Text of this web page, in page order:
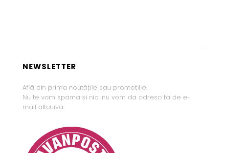
NEWSLETTER
Află din prima noutățile sau promoțiile.
Nu te vom spama și nici nu vom da adresa ta de e-
mail altcuiva.